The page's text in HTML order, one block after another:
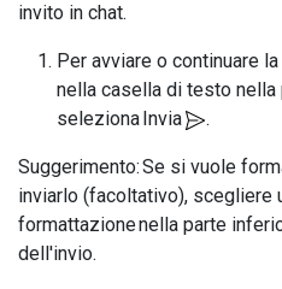
invito in chat.
Per avviare o continuare
nella casella di testo
seleziona Invia
.
Suggerimento: Se si vuole
inviarlo (facoltativo), scegliere
formattazione nella parte
dell'invio.